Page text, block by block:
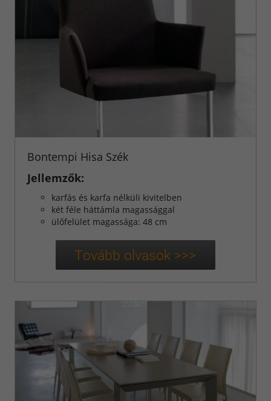
Bontempi Hisa Szék
Jellemzők:
karfás és karfa nélküli kivitelben
két féle háttámla magassággal
ülőfelület magassága: 48 cm